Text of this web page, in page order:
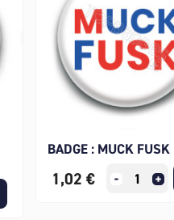
BADGE : MUCK FUSK
1,02 €